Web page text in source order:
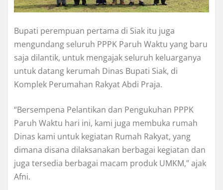
Bupati perempuan pertama di Siak itu juga
mengundang seluruh PPPK Paruh Waktu yang baru
saja dilantik, untuk mengajak seluruh keluarganya
untuk datang kerumah Dinas Bupati Siak, di
Komplek Perumahan Rakyat Abdi Praja.
“Bersempena Pelantikan dan Pengukuhan PPPK
Paruh Waktu hari ini, kami juga membuka rumah
Dinas kami untuk kegiatan Rumah Rakyat, yang
dimana disana dilaksanakan berbagai kegiatan dan
juga tersedia berbagai macam produk UMKM,” ajak
Afni.